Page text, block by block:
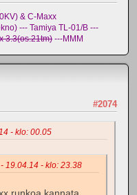
& C-Maxx
--- Tamiya TL-01/B ---
3.3(os.21tm) ---MMM
#2074
- klo: 00.05
19.04.14 - klo: 23.38